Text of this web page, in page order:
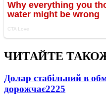
ЧИТАЙТЕ
Долар стабільний в
дорожчає2225